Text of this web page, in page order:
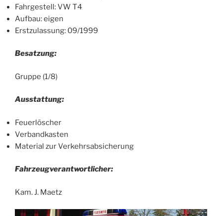
Fahrgestell: VW T4
Aufbau: eigen
Erstzulassung: 09/1999
Besatzung:
Gruppe (1/8)
Ausstattung:
Feuerlöscher
Verbandkasten
Material zur Verkehrsabsicherung
Fahrzeugverantwortlicher:
Kam. J. Maetz